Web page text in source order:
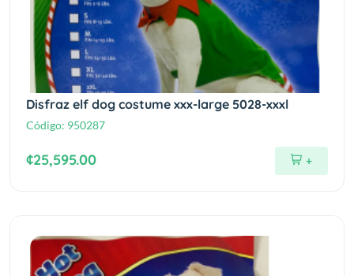
Disfraz elf dog costume xxx-large 5028-xxxl
Código: 950287
¢25,595.00 +